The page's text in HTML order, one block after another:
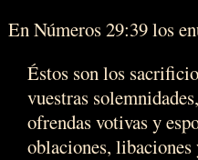
En Números 29:39 los
Éstos son los
vuestras
ofrendas votivas y
oblaciones,